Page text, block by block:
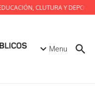
CLUTURA Y
Menu